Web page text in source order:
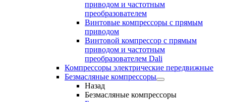
приводом и частотным
преобразователем
Винтовые компрессоры с прямым
приводом
Винтовой компрессор с прямым
приводом и частотным
преобразователем Dali
Компрессоры электрические передвижные
Безмасляные компрессоры
Назад
Безмасляные компрессоры